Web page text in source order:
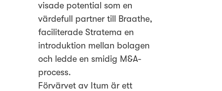
visade potential som en
värdefull partner till Braathe,
faciliterade Stratema en
introduktion mellan bolagen
och ledde en smidig M&A-
process.
Förvärvet av Itum är ett